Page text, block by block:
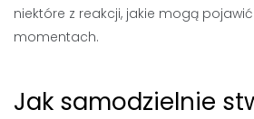
niektóre z reakcji, jakie mogą
momentach.
Jak samodzielnie